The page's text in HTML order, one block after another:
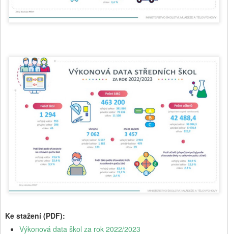
Ke stažení (PDF):
Výkonová data škol za rok 2022/2023